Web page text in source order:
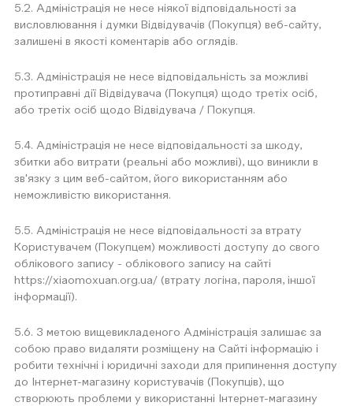
5.2. Адміністрація не несе ніякої відповідальності за
висловлювання і думки Відвідувачів (Покупця) веб-сайту,
залишені в якості коментарів або оглядів.
5.3. Адміністрація не несе відповідальність за можливі
протиправні дії Відвідувача (Покупця) щодо третіх осіб,
або третіх осіб щодо Відвідувача / Покупця.
5.4. Адміністрація не несе відповідальності за шкоду,
збитки або витрати (реальні або можливі), що виникли в
зв'язку з цим веб-сайтом, його використанням або
неможливістю використання.
5.5. Адміністрація не несе відповідальності за втрату
Користувачем (Покупцем) можливості доступу до свого
облікового запису - облікового запису на сайті
https://xiaomoxuan.org.ua/ (втрату логіна, пароля, іншої
інформації).
5.6. З метою вищевикладеного Адміністрація залишає за
собою право видаляти розміщену на Сайті інформацію і
робити технічні і юридичні заходи для припинення доступу
до Інтернет-магазину користувачів (Покупців), що
створюють проблеми у використанні Інтернет-магазину